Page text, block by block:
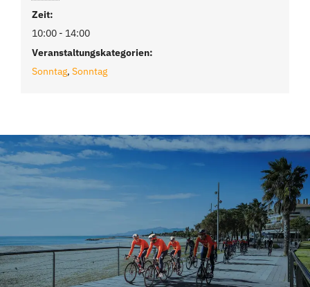
Zeit:
10:00 - 14:00
Veranstaltungskategorien:
Sonntag, Sonntag